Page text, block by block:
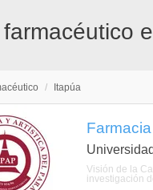
/ Itapúa
Visión de la
investigación